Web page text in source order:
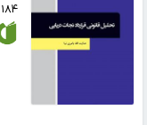
۱۸۴ صفحه